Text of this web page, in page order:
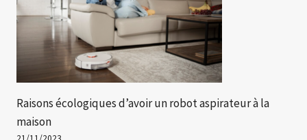
Raisons écologiques d’avoir un robot aspirateur à la
maison